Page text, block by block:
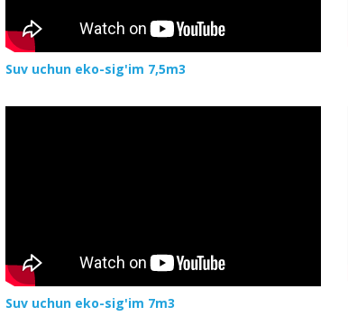
Suv uchun eko-sig'im 7,5m3
Suv uchun eko-sig'im 7m3